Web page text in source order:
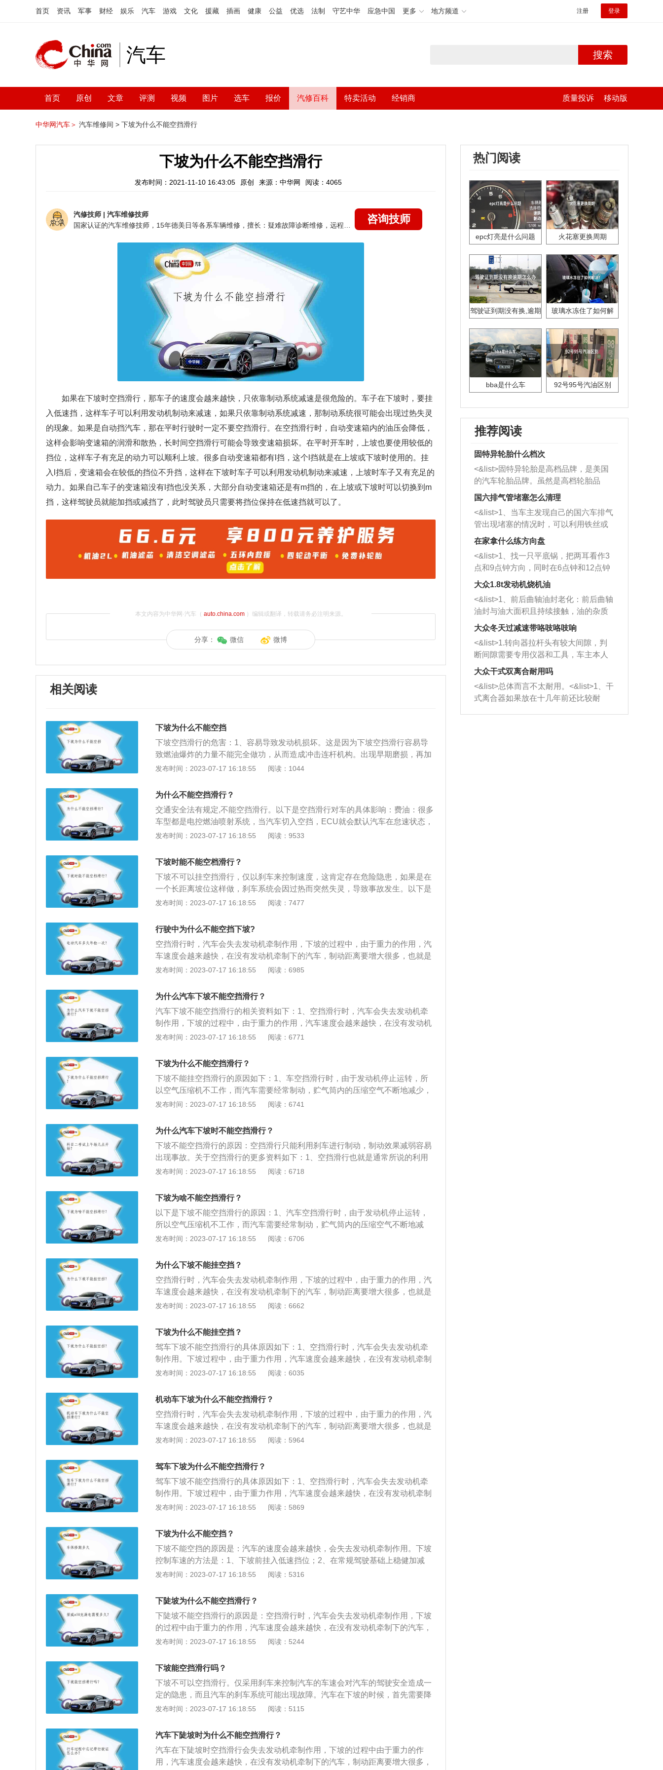
首页 资讯 军事 财经 娱乐 汽车 游戏 文化 援藏 插画 健康 公益 优选 法制 守艺中华 应急中国 更多 地方频道 注册 登录
汽车 搜索
首页 原创 文章 评测 视频 图片 选车 报价 汽修百科 特卖活动 经销商 质量投诉 移动版
中华网汽车＞ 汽车维修间 > 下坡为什么不能空挡滑行
下坡为什么不能空挡滑行
发布时间：2021-11-10 16:43:05 原创 来源：中华网 阅读：4065
汽修技师 | 汽车维修技师
咨询技师
如果在下坡时空挡滑行，那车子的速度会越来越快，只依靠制动系统减速是很危险的。车子在下坡时，要挂
入低速挡，这样车子可以利用发动机制动来减速，如果只依靠制动系统减速，那制动系统很可能会出现过热失灵
的现象。如果是自动挡汽车，那在平时行驶时一定不要空挡滑行。在空挡滑行时，自动变速箱内的油压会降低，
这样会影响变速箱的润滑和散热，长时间空挡滑行可能会导致变速箱损坏。在平时开车时，上坡也要使用较低的
挡位，这样车子有充足的动力可以顺利上坡。很多自动变速箱都有l挡，这个l挡就是在上坡或下坡时使用的。挂
入l挡后，变速箱会在较低的挡位不升挡，这样在下坡时车子可以利用发动机制动来减速，上坡时车子又有充足的
动力。如果自己车子的变速箱没有l挡也没关系，大部分自动变速箱还是有m挡的，在上坡或下坡时可以切换到m
挡，这样驾驶员就能加挡或减挡了，此时驾驶员只需要将挡位保持在低速挡就可以了。
本文内容为中华网·汽车（ auto.china.com）编辑或翻译，转载请务必注明来源。
分享： 微信 微博
相关阅读
下坡为什么不能空挡
下坡空挡滑行的危害：1、容易导致发动机损坏。这是因为下坡空挡滑行容易导
致燃油爆炸的力量不能完全做功，从而造成冲击连杆机构。出现早期磨损，再加
上低转速和弱加速时，扭矩不足，加速无力。2、空挡滑行时汽车可能会出现熄
汽车如果出现熄火，就会马上失去转向助力和制动助力。3、增加制动距离和增
大制动系统负担，这是因为车子空档滑行的时候，就没有了发动机的牵引阻力，
车速会变得越来越快。4、在空挡滑行时，自动变速箱内的油压会降低，这样会
影响变速箱的润滑和散热，长时间空挡滑行可能会导致变速箱损坏。５、在下长
坡时，长时间的刹车会迅速提高刹车片的温度，由于热衰退，极大降低了制动效
命。虽然空档滑行的时候空档位确实可以省油，但是车也容易出现损坏。严重的
时候还有可能出现不可逆的伤害，反而得不偿失。下坡的注意事项有：1、下坡
之前先降低车速，使车辆以缓慢的速度进入下坡道；2、下坡前换入适当的挡
行，必须挂入适当的挡位，利用发动机的牵制作用降低车辆滑行的速度；4、下
性大，速度快和方向盘使用不当容易造成翻车；6、与前车距离应保持在50米以
上。
发布时间：2023-07-17 16:18:55 阅读：1044
为什么不能空挡滑行？
交通安全法有规定,不能空挡滑行。以下是空挡滑行对车的具体影响：费油：很多
车型都是电控燃油喷射系统，当汽车切入空挡，ECU就会默认汽车在怠速状态，
进而加大喷油量来保持怠速转速。产生顿挫感：当车辆空挡滑行到一定速度时，
出可能会对变速箱的档位齿轮造成破坏。制动效能下降：一旦换入空挡，驱动轮
将失去驱动力，发动机与驱动轮之间也失去联系，发动机不再能对驱动轮进行牵
制。如果发生紧急情况，车辆的全部制动力将由制动器提供，但是制动器能提供
的制动力有限，所以制动距离变长，发生重大事故的可能性增大。影响发动机寿
命：怠速运转下，机油泵处于低转速状态，机油供给量减少。长时间发动机的冷
发布时间：2023-07-17 16:18:55 阅读：9533
下坡时能不能空档滑行？
下坡不可以挂空挡滑行，仅以刹车来控制速度，这肯定存在危险隐患，如果是在
一个长距离坡位这样做，刹车系统会因过热而突然失灵，导致事故发生。以下是
踩刹车的技巧：1、紧急刹车：有一些车辆没有ABS装置，因此不建议一次全力
车：当车辆在潮湿的路面行驶时，不要急踩制动踏板或猛转方向盘，在出了涉水
区以后，最好能缓踩两脚刹车，利用惯性和刹车的摩擦，把刹车盘里面的水甩干
净，防止急刹车的时候出现失灵。
发布时间：2023-07-17 16:18:55 阅读：7477
行驶中为什么不能空挡下坡?
空挡滑行时，汽车会失去发动机牵制作用，下坡的过程中，由于重力的作用，汽
车速度会越来越快，在没有发动机牵制下的汽车，制动距离要增大很多，也就是
说，刹车的作用会大大降低，车辆会处于失控状态，造成很大的安全隐患。以下
的惯性拖着走，此时汽车的驱动轮就会失去牵制，这样在下坡的时候车辆可能就
会越滑越快。如果仅仅是依靠制动系统来减速，那么会迅速提高刹车片的温度，
极大降低了制动效能，从而会导致刹不住车的情况，这非常危险。2、变速箱容
易烧毁：其次变速箱分为手动和自动两种，对于手动档来说，当车辆处于空挡滑
行时，发动机会处于怠速状态，而滑行的驱动轮会带动变速箱的齿轮高速旋转，
速箱来说，当车辆处于空档滑行时，和手动挡一样，变速箱内会产生大量的热
量，而自动变速箱的散热是依靠油泵将油循环起来，通过散热器将热量散发出
去。如果热量不能及时散出去，自动变速箱就容易被烧毁。
发布时间：2023-07-17 16:18:55 阅读：6985
为什么汽车下坡不能空挡滑行？
汽车下坡不能空挡滑行的相关资料如下：1、空挡滑行时，汽车会失去发动机牵
制作用，下坡的过程中，由于重力的作用，汽车速度会越来越快，在没有发动机
牵制下的汽车，制动距离要增大很多。2、也就是说，刹车的作用会大大降低，
车辆的惯性拖着走，此时汽车的驱动轮就会失去牵制，这样在下坡的时候车辆可
能就会越滑越快。3、如果仅仅是依靠制动系统来减速，那么会迅速提高刹车片
的温度，极大降低了制动效能，从而会导致刹不住车的情况，这非常危险。反
之，如果挂入低速档后，可以利用发动机来制动。当发动机运转的时候，就可产
生强大的阻力，车速自然会降低，这样就会使车辆的阻力和惯性达到一个平衡，
发布时间：2023-07-17 16:18:55 阅读：6771
下坡为什么不能空挡滑行？
下坡不能挂空挡滑行的原因如下：1、车空挡滑行时，由于发动机停止运转，所
以空气压缩机不工作，而汽车需要经常制动，贮气筒内的压缩空气不断地减少，
所以空挡滑行有可能造成汽车制动失灵。2、容易损坏变速器。由于变速器内大
因此这些齿轮无法搅动变速器内的齿轮油，轴承（特别是位置较高的、靠激溅润
滑的轴承）得不到可靠润滑，所以轴承和齿轮会发生过早磨损。
发布时间：2023-07-17 16:18:55 阅读：6741
为什么汽车下坡时不能空挡滑行？
下坡不能空挡滑行的原因：空挡滑行只能利用刹车进行制动，制动效果减弱容易
出现事故。关于空挡滑行的更多资料如下：1、空挡滑行也就是通常所说的利用
发动机制动，此时发动机与驱动轮之间存在动力联系。2、不提倡空挡滑行最主
动力，同时发动机与驱动轮之间将失去动力联系，汽车依靠自身惯性向前滑行。
如此时出现紧急情况需要制动时，全部的制动力将只能由制动器来提供，而制动
系统所提供的制动力有限。
发布时间：2023-07-17 16:18:55 阅读：6718
下坡为啥不能空挡滑行？
以下是下坡不能空挡滑行的原因：1、汽车空挡滑行时，由于发动机停止运转，
所以空气压缩机不工作，而汽车需要经常制动，贮气筒内的压缩空气不断地减
少，所以空挡滑行有可能造成汽车制动失灵。2、容易损坏变速器。由于变速器
动，因此这些齿轮无法搅动变速器内的齿轮油，轴承（特别是位置较高的、靠激
溅润滑的轴承）得不到可靠润滑，所以轴承和齿轮会发生过早磨损。3、有的驾
驶员为了节油，采取踩下离合器、让发动机熄火的方式滑行，下完坡后突然抬起
离合器踏板的方法重新启动发动机，此时动力逆向传递，其路线是：驱动轮→半
轴→差速器→减速器→传动轴→变速器二轴→同步器→离合器。由于离合器与静
坏。
发布时间：2023-07-17 16:18:55 阅读：6706
为什么下坡不能挂空挡？
空挡滑行时，汽车会失去发动机牵制作用，下坡的过程中，由于重力的作用，汽
车速度会越来越快，在没有发动机牵制下的汽车，制动距离要增大很多，也就是
说，刹车的作用会大大降低，车辆会处于失控状态，造成很大的安全隐患。以下
汽车的驱动轮就会失去牵制，这样在下坡的时候车辆可能就会越滑越快，从而失
去控制。如果仅仅是依靠制动系统来减速，那么会迅速提高刹车片的温度，极大
降低了制动效能，从而会导致刹不住车的情况，这非常危险。反之，如果挂入低
速档后，可以利用发动机来制动。当发动机运转的时候，就可产生强大的阻力，
车速自然会降低，这样就会使车辆的阻力和惯性达到一个平衡，让汽车更稳定行
时，发动机会处于怠速状态，而滑行的驱动轮会带动变速箱的齿轮高速旋转，从
而产生转速差，时间长了变速箱就会润滑不良，从而损坏变速箱。对于自动变速
箱来说，当车辆处于空档滑行时，和手动挡一样，变速箱内会产生大量的热量，
果热量不能及时散出去，自动变速箱就容易被烧毁。3、现在汽车基本采用的都
ECU会使喷油器降低喷油时间，在车速较高时会停止喷油。而当汽车空档滑行
时，发动机为怠速状态，会持续地喷射一定的燃油以避免发动机熄火，所以，空
挡滑行其实并不省油。
发布时间：2023-07-17 16:18:55 阅读：6662
下坡为什么不能挂空挡？
驾车下坡不能空挡滑行的具体原因如下：1、空挡滑行时，汽车会失去发动机牵
制作用。下坡过程中，由于重力作用，汽车速度会越来越快，在没有发动机牵制
下的汽车，制动距离要增大很多，也就是说，刹车作用会大大降低，车辆会处于
大的安全隐患。2、空挡滑行时，汽车熄火的可能性增大。汽车如果因故熄火，
汽车会马上失去转向主力和制动助力，汽车会完全失控，这种情况下，后果更是
不堪设想。3、对于自动挡汽车来说，空挡滑行时，变速箱还会失去润滑，会增
大变速箱的磨损。
发布时间：2023-07-17 16:18:55 阅读：6035
机动车下坡为什么不能空挡滑行？
空挡滑行时，汽车会失去发动机牵制作用，下坡的过程中，由于重力的作用，汽
车速度会越来越快，在没有发动机牵制下的汽车，制动距离要增大很多，也就是
说，刹车的作用会大大降低，车辆会处于失控状态，造成很大的安全隐患。以下
挡或者三挡，在下坡的时候不可以采取空挡滑行，一定要挂入合适档位。2、采
用空档滑行导致汽车的发动机容易出现爆震现象，导致汽车的连杆机构出现早期
磨损现象，汽车由于低转扭力不足，导致汽车加速无力。
发布时间：2023-07-17 16:18:55 阅读：5964
驾车下坡为什么不能空挡滑行？
驾车下坡不能空挡滑行的具体原因如下：1、空挡滑行时，汽车会失去发动机牵
制作用。下坡过程中，由于重力作用，汽车速度会越来越快，在没有发动机牵制
下的汽车，制动距离要增大很多，也就是说，刹车作用会大大降低，车辆会处于
大的安全隐患。2、空挡滑行时，汽车熄火的可能性增大。汽车如果因故熄火，
汽车会马上失去转向主力和制动助力，汽车会完全失控，这种情况下，后果更是
不堪设想。3、对于自动挡汽车来说，空挡滑行时，变速箱还会失去润滑，会增
大变速箱的磨损。
发布时间：2023-07-17 16:18:55 阅读：5869
下坡为什么不能空挡？
下坡不能空挡的原因是：汽车的速度会越来越快，会失去发动机牵制作用。下坡
控制车速的方法是：1、下坡前挂入低速挡位；2、在常规驾驶基础上稳健加减
挡。下坡的注意事项：1、下坡时不能空挡滑行；2、下坡过程中，需轻打方向
用刹车片和刹车碟及轮胎与地面的摩擦，将动能转换成热能；2、油门控制：控
制节气门开度大小和活塞运动的速度；3、离合器控制：分离发动机和驱动轮的
连接程度。
发布时间：2023-07-17 16:18:55 阅读：5316
下陡坡为什么不能空挡滑行？
下陡坡不能空挡滑行的原因是：空挡滑行时，汽车会失去发动机牵制作用，下坡
的过程中由于重力的作用，汽车速度会越来越快，在没有发动机牵制下的汽车，
制动距离要增大很多，造成很大的安全隐患。空挡滑行是指在机动车行驶中，驾
行驶的操作方法。使用空挡的注意事项是：汽车在高速行驶中，遇到紧急情况，
必须迅速松开油门，改踩刹车踏板实施紧急刹车。
发布时间：2023-07-17 16:18:55 阅读：5244
下坡能空挡滑行吗？
下坡不可以空挡滑行。仅采用刹车来控制汽车的车速会对汽车的驾驶安全造成一
定的隐患，而且汽车的刹车系统可能出现故障。汽车在下坡的时候，首先需要降
低车速，下坡之前换上适当的档位，一般选择二挡或者三挡，在下坡的时候不可
两种，鼓式刹车的制造成本比较低，安装方便；盘式刹车的散热性能比较好，不
容易出现刹车失灵的现象。在刹车时，汽车的刹车踏板在方向盘下面踩住，刹车
踏板是刹车杠杆联动受压，传到刹车鼓上的刹车片卡住刹车，轮盘使汽车达到减
速或停止运行的目的。
发布时间：2023-07-17 16:18:55 阅读：5115
汽车下陡坡时为什么不能空挡滑行？
汽车在下陡坡时空挡滑行会失去发动机牵制作用，下坡的过程中由于重力的作
用，汽车速度会越来越快，在没有发动机牵制下的汽车，制动距离要增大很多，
热门阅读
epc灯亮是什么问题 火花塞更换周期
驾驶证到期没有换,逾期
玻璃水冻住了如何解
bba是什么车 92号95号汽油区别
推荐阅读
固特异轮胎什么档次
<&list>固特异轮胎是高档品牌，是美国
的汽车轮胎品牌。虽然是高档轮胎品
牌，但是中高低端的轮胎都有生产，这
也是为了更好的开拓市场。
国六排气管堵塞怎么清理
<&list>1、当车主发现自己的国六车排气
管出现堵塞的情况时，可以利用铁丝或
者是细棍，直接将杂物给取出来，如果
堵塞情况比较严重，也可以采取应急措
施。 <&list>2、直接利用木棍将所有的
杂物推到排气管里面的位置处，然后将
三元催化器拆解开，就可以将堵塞的东
西取出来。但如果是因为积碳过多引起
的堵塞，就需要将三元催化器泡在草酸
洗剂对堵塞的情况得到解决，将清洗剂
放在燃油箱中，与燃油混合后，车辆启
动时，就可以和汽油一起进入到燃烧
室，最后形成废气排出，就可以让三元
催化器得到清洗，排气管堵塞的情况就
能够得到解决。
在家拿什么练方向盘
<&list>1、找一只平底锅，把两耳看作3
点和9点钟方向，同时在6点钟和12点钟
方向做一个标记。 <&list>2、双手握住
一圈半的练习，往右同样也要打相同的
圈数。 <&list>3、最后强调要反复练
习，这样就可以形成肌肉记忆，在真实
驾驶车辆时，不需要记忆也能打好方
向。
大众1.8t发动机烧机油
<&list>1、前后曲轴油封老化：前后曲轴
油封与油大面积且持续接触，油的杂质
和发动机内持续温度变化使其密封效果
逐渐减弱，导致渗油或漏油。<&list>2、
活塞间隙过大：积碳会使活塞环与缸体
的间隙扩大，导致机油流入燃烧室中，
造成烧机油。<&list>3、机油粘度。使用
机油粘度过小的话，同样会有烧机油现
象，机油粘度过小具有很好的流动性，
大众冬天过减速带咯吱咯吱响
<&list>1.转向器拉杆头有较大间隙，判
断间隙需要专用仪器和工具，车主本人
无法制作，需要将车辆送到修理厂或4s
店；<&list>2.车辆半轴套管防尘罩破
裂，破裂后会出现漏油现象，使半轴磨
损严重，磨损的半轴容易损坏，产生异
响；<&list>3.稳定器的转向胶套和球头
大众干式双离合耐用吗
<&list>总体而言不太耐用。<&list>1、干
式离合器如果放在十几年前还比较耐